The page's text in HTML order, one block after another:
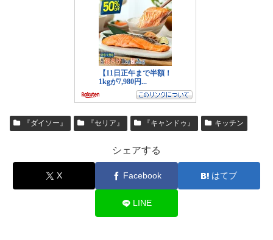
『ダイソー』 『セリア』 『キャンドゥ』 キッチン
シェアする
X Facebook はてブ
LINE